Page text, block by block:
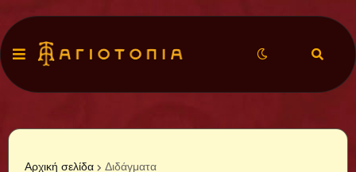
Αρχική σελίδα Διδάγματα